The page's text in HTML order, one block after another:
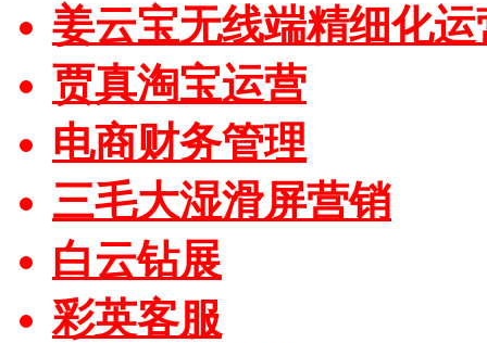
姜云宝无线端精细化运
贾真淘宝运营
电商财务管理
三毛大湿滑屏营销
白云钻展
彩英客服